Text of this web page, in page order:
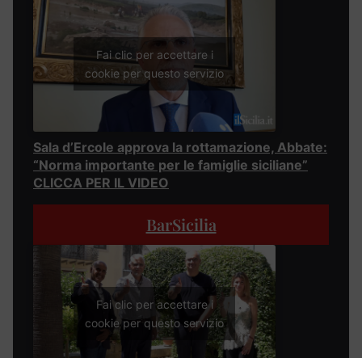
Fai clic per accettare i
cookie per questo servizio
Sala d’Ercole approva la rottamazione, Abbate:
“Norma importante per le famiglie siciliane”
CLICCA PER IL VIDEO
BarSicilia
Fai clic per accettare i
cookie per questo servizio